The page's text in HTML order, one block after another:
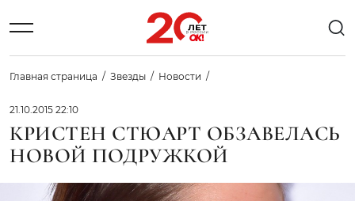
Главная страница Звезды Новости
21.10.2015 22:10
КРИСТЕН СТЮАРТ ОБЗАВЕЛАСЬ
НОВОЙ ПОДРУЖКОЙ